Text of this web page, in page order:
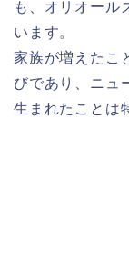
も、オリオール
います。
家族が増えたこ
びであり、ニュ
生まれたことは